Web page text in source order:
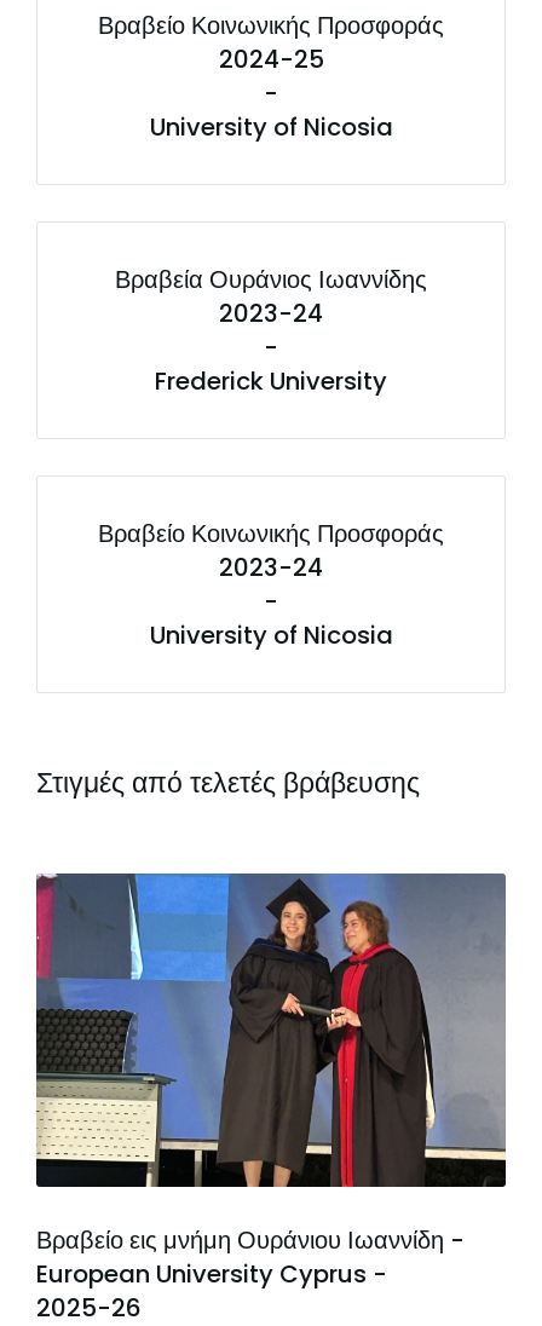
Βραβείο Κοινωνικής Προσφοράς
2024-25
-
University of Nicosia
Βραβεία Ουράνιος Ιωαννίδης
2023-24
-
Frederick University
Βραβείο Κοινωνικής Προσφοράς
2023-24
-
University of Nicosia
Στιγμές από τελετές βράβευσης
Βραβείο εις μνήμη Ουράνιου Ιωαννίδη -
European University Cyprus -
2025-26